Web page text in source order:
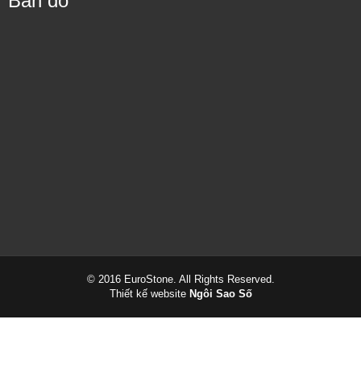
© 2016 EuroStone. All Rights Reserved.
Thiết kế website Ngôi Sao Số